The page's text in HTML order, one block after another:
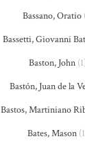
Bassano, Oratio
Bassetti, Giovanni
Baston, John
Bastón, Juan de la
Bastos, Martiniano
Bates, Mason